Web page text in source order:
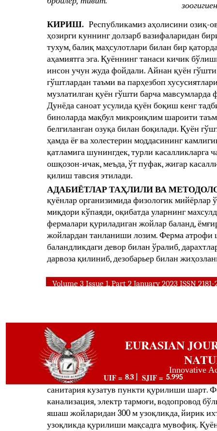
Volume 3 Issue 1, Part 2 January 2023 ISSN 2181-
КИРИШ. Республикамиз аҳолисини озиқ-
ҳозирги куннинг долзарб вазифаларидан
тухум, балиқ маҳсулотлари билан бир
аҳамиятга эга. Қуённинг танаси кичик
инсон учун жуда фойдали. Айнан қуён
гўштлардан таъми ва парҳезбоп
музлатилган қуён гўшти барча
Дунёда саноат усулида қуён боқиш кенг
биноларда мақбул микроиқлим шароити
белгиланган озуқа билан боқилади. Қуён
ҳамда ёғ ва холестерин моддасининг
қатламига шунингдек, турли касалликларга
ошқозон-ичак, меъда, ўт пуфак, жигар
қилиш тавсия этилади.
АДАБИЁТЛАР ТАҲЛИЛИ ВА
қуёнлар организимида физологик мийёрлар
миқдори кўпаяди, оқибатда уларнинг
фермалари қуриладиган жойлар баланд,
жойлардан танланиши лозим. Ферма атрофи
баландликдаги девор билан ўралиб,
дарвоза қилиниб, дезобарьер билан
EURASIAN
Innovative
UIF = 8.3 | SJIF = 5.995
санитария кузатув пункти қурилиши шарт.
канализация, электр тармоғи, водопровод
яшаш жойларидан 300 м узоқликда, йирик
узоқликда қурилиши мақсадга мувофиқ.